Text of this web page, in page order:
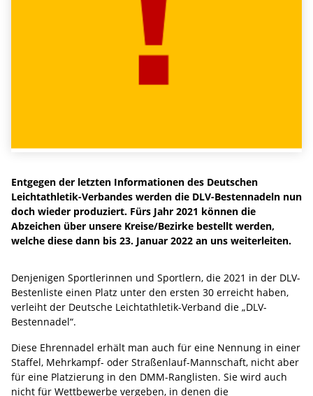
Entgegen der letzten Informationen des Deutschen
Leichtathletik-Verbandes werden die DLV-Bestennadeln nun
doch wieder produziert. Fürs Jahr 2021 können die
Abzeichen über unsere Kreise/Bezirke bestellt werden,
welche diese dann bis 23. Januar 2022 an uns weiterleiten.
Denjenigen Sportlerinnen und Sportlern, die 2021 in der DLV-
Bestenliste einen Platz unter den ersten 30 erreicht haben,
verleiht der Deutsche Leichtathletik-Verband die „DLV-
Bestennadel“.
Diese Ehrennadel erhält man auch für eine Nennung in einer
Staffel, Mehrkampf- oder Straßenlauf-Mannschaft, nicht aber
für eine Platzierung in den DMM-Ranglisten. Sie wird auch
nicht für Wettbewerbe vergeben, in denen die